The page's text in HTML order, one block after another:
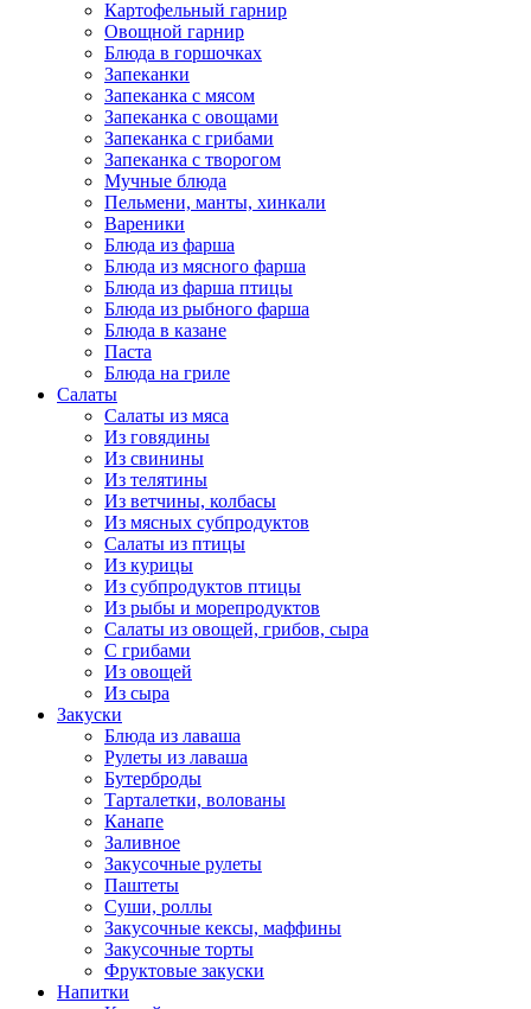
Картофельный гарнир
Овощной гарнир
Блюда в горшочках
Запеканки
Запеканка с мясом
Запеканка с овощами
Запеканка с грибами
Запеканка с творогом
Мучные блюда
Пельмени, манты, хинкали
Вареники
Блюда из фарша
Блюда из мясного фарша
Блюда из фарша птицы
Блюда из рыбного фарша
Блюда в казане
Паста
Блюда на гриле
Салаты
Салаты из мяса
Из говядины
Из свинины
Из телятины
Из ветчины, колбасы
Из мясных субпродуктов
Салаты из птицы
Из курицы
Из субпродуктов птицы
Из рыбы и морепродуктов
Салаты из овощей, грибов, сыра
С грибами
Из овощей
Из сыра
Закуски
Блюда из лаваша
Рулеты из лаваша
Бутерброды
Тарталетки, волованы
Канапе
Заливное
Закусочные рулеты
Паштеты
Суши, роллы
Закусочные кексы, маффины
Закусочные торты
Фруктовые закуски
Напитки